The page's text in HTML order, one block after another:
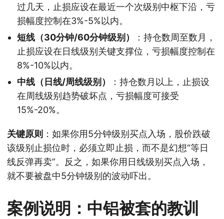
过几天，止损应设在最近一个次级别中枢下沿，亏
损幅度控制在3%-5%以内。
短线（30分钟/60分钟级别）
：持仓数周至数月，
止损应设在日线级别关键支撑位，亏损幅度控制在
8%-10%以内。
中线（日线/周线级别）
：持仓数月以上，止损设
在周线级别趋势破坏点，亏损幅度可接受
15%-20%。
关键原则 ：如果你用5分钟级别买点入场，股价跌破
该级别止损位时，必须立即止损，而不是幻想“等日
线反弹再卖”。反之，如果你用日线级别买点入场，
就不要被盘中5分钟级别的波动吓出。
案例说明：中铝被套的教训